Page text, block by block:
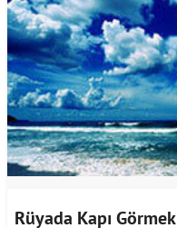
Rüyada Kapı Görmek